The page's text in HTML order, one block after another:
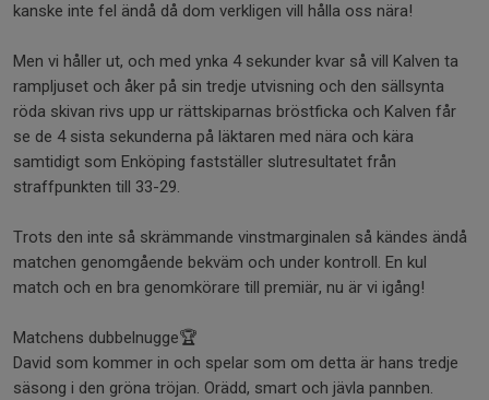
kanske inte fel ändå då dom verkligen vill hålla oss nära!
Men vi håller ut, och med ynka 4 sekunder kvar så vill Kalven ta
rampljuset och åker på sin tredje utvisning och den sällsynta
röda skivan rivs upp ur rättskiparnas bröstficka och Kalven får
se de 4 sista sekunderna på läktaren med nära och kära
samtidigt som Enköping fastställer slutresultatet från
straffpunkten till 33-29.
Trots den inte så skrämmande vinstmarginalen så kändes ändå
matchen genomgående bekväm och under kontroll. En kul
match och en bra genomkörare till premiär, nu är vi igång!
Matchens dubbelnugge🏆
David som kommer in och spelar som om detta är hans tredje
säsong i den gröna tröjan. Orädd, smart och jävla pannben.